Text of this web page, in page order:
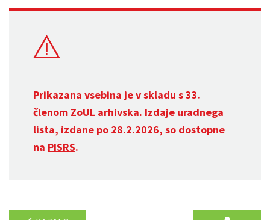
Prikazana vsebina je v skladu s 33.
členom ZoUL arhivska. Izdaje uradnega
lista, izdane po 28.2.2026, so dostopne
na PISRS.